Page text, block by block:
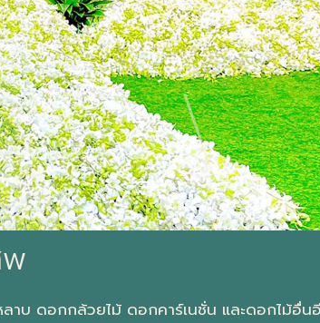
บ ดอกกล้วยไม้ ดอกคาร์เนชั่น และดอกไม้อื่น